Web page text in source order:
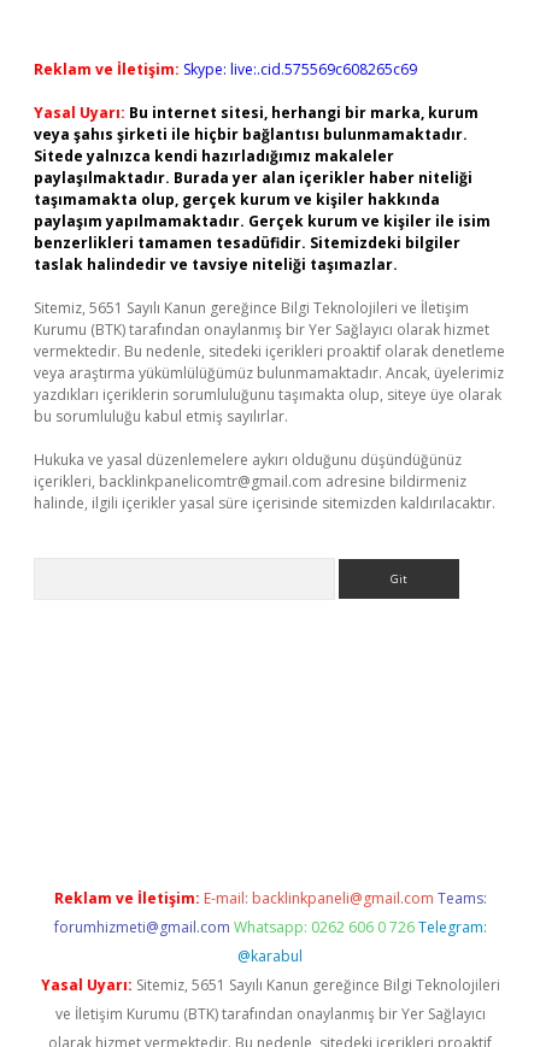
Reklam ve İletişim: Skype: live:.cid.575569c608265c69
Yasal Uyarı: Bu internet sitesi, herhangi bir marka, kurum
veya şahıs şirketi ile hiçbir bağlantısı bulunmamaktadır.
Sitede yalnızca kendi hazırladığımız makaleler
paylaşılmaktadır. Burada yer alan içerikler haber niteliği
taşımamakta olup, gerçek kurum ve kişiler hakkında
paylaşım yapılmamaktadır. Gerçek kurum ve kişiler ile isim
benzerlikleri tamamen tesadüfidir. Sitemizdeki bilgiler
taslak halindedir ve tavsiye niteliği taşımazlar.
Sitemiz, 5651 Sayılı Kanun gereğince Bilgi Teknolojileri ve İletişim
Kurumu (BTK) tarafından onaylanmış bir Yer Sağlayıcı olarak hizmet
vermektedir. Bu nedenle, sitedeki içerikleri proaktif olarak denetleme
veya araştırma yükümlülüğümüz bulunmamaktadır. Ancak, üyelerimiz
yazdıkları içeriklerin sorumluluğunu taşımakta olup, siteye üye olarak
bu sorumluluğu kabul etmiş sayılırlar.
Hukuka ve yasal düzenlemelere aykırı olduğunu düşündüğünüz
içerikleri, backlinkpanelicomtr@gmail.com adresine bildirmeniz
halinde, ilgili içerikler yasal süre içerisinde sitemizden kaldırılacaktır.
Reklam ve İletişim: E-mail: backlinkpaneli@gmail.com Teams:
forumhizmeti@gmail.com Whatsapp: 0262 606 0 726 Telegram:
@karabul
Yasal Uyarı: Sitemiz, 5651 Sayılı Kanun gereğince Bilgi Teknolojileri
ve İletişim Kurumu (BTK) tarafından onaylanmış bir Yer Sağlayıcı
olarak hizmet vermektedir. Bu nedenle, sitedeki içerikleri proaktif